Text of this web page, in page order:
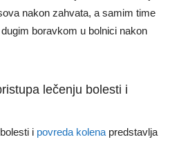
nakon zahvata, a samim time
boravkom u bolnici nakon
lečenju bolesti i
i povreda kolena predstavlja